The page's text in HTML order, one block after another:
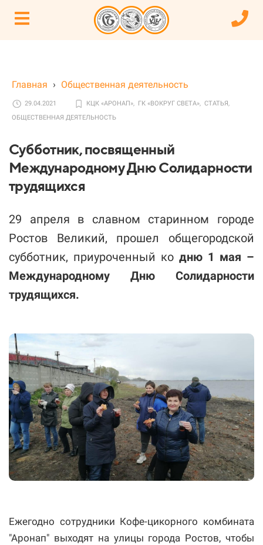
Главная › Общественная деятельность
29.04.2021 КЦК «АРОНАП», ГК «ВОКРУГ СВЕТА», СТАТЬЯ,
ОБЩЕСТВЕННАЯ ДЕЯТЕЛЬНОСТЬ
Субботник, посвященный
Международному Дню Солидарности
трудящихся
29 апреля в славном старинном городе
Ростов Великий, прошел общегородской
субботник, приуроченный ко дню 1 мая –
Международному Дню Солидарности
трудящихся.
Ежегодно сотрудники Кофе-цикорного комбината
"Аронап" выходят на улицы города Ростов, чтобы